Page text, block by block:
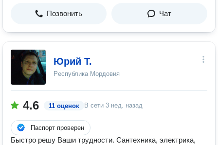
Позвонить Чат
Юрий Т.
Республика Мордовия
4.6 11 оценок В сети 3 нед. назад
Паспорт проверен
Быстро решу Ваши трудности. Сантехника, электрика,